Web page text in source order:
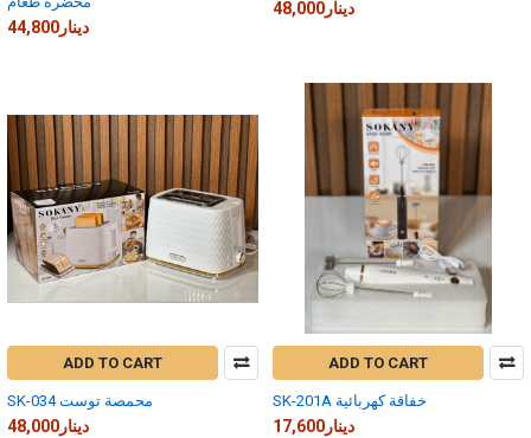
44,800دينار
48,000دينار
ADD TO CART
SK-034 محمصة توست
48,000دينار
ADD TO CART
SK-201A خفاقة كهربائية
17,600دينار